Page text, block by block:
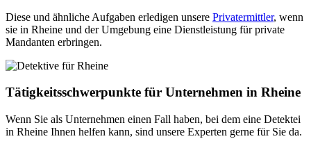
Diese und ähnliche Aufgaben erledigen unsere Privatermittler, wenn
sie in Rheine und der Umgebung eine Dienstleistung für private
Mandanten erbringen.
Tätigkeitsschwerpunkte für Unternehmen in Rheine
Wenn Sie als Unternehmen einen Fall haben, bei dem eine Detektei
in Rheine Ihnen helfen kann, sind unsere Experten gerne für Sie da.